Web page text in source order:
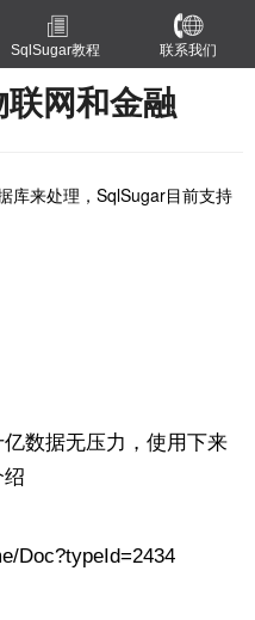
SqlSugar教程 联系我们
网和金融
库来处理，SqlSugar目前支持
数据无压力，使用下来
Doc?typeId=2434